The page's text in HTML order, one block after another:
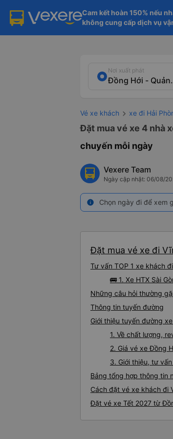
Cam kết hoàn 150% nếu
không cung cấp dịch vụ
Nơi xuất phát
Vé xe khách xe đi Hải
Đặt mua vé xe 4 nhà
chuyến mỗi ngày
Vexere Team
Ngày cập nhật: 06/08/
info Chọn ngày đi để xem
Đặt mua vé xe đi
Tư vấn TOP 1 xe khách
🚌 1. Xe HTX Sài
Những câu hỏi thường
Thông tin tuyến đường
Giới thiệu tuyến đường
1. Về chất lượng,
2. Giá vé xe Đồng
3. Giới thiệu, tư
Bảng tổng hợp thông tin
Cách đặt vé xe khách đi
Đặt vé xe Tết 2027 từ